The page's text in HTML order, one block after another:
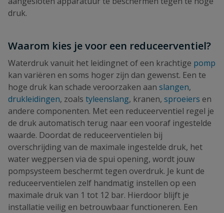
druk.
Waarom kies je voor een reduceerventiel?
Waterdruk vanuit het leidingnet of een krachtige pomp
kan variëren en soms hoger zijn dan gewenst. Een te
hoge druk kan schade veroorzaken aan slangen,
drukleidingen, zoals tyleenslang, kranen, sproeiers en
andere componenten. Met een reduceerventiel regel je
de druk automatisch terug naar een vooraf ingestelde
waarde. Doordat de reduceerventielen bij
overschrijding van de maximale ingestelde druk, het
water wegpersen via de spui opening, wordt jouw
pompsysteem beschermt tegen overdruk. Je kunt de
reduceerventielen zelf handmatig instellen op een
maximale druk van 1 tot 12 bar. Hierdoor blijft je
installatie veilig en betrouwbaar functioneren. Een